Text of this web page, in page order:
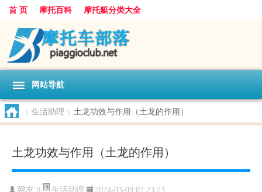
首 页 摩托百科 摩托艇分类大全
网站导航
> 生活助理 > 土龙功效与作用（土龙的作用）
土龙功效与作用（土龙的作用）
网友:tl 生活助理 2024-03-09 07:23:23